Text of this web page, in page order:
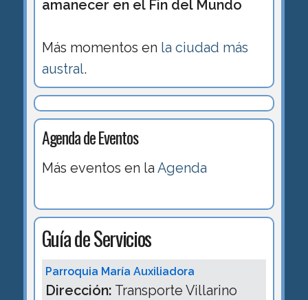
amanecer en el Fin del Mundo
Más momentos en la ciudad más
austral.
Agenda de Eventos
Más eventos en la Agenda
Guía de Servicios
Parroquia María Auxiliadora
Dirección: Transporte Villarino